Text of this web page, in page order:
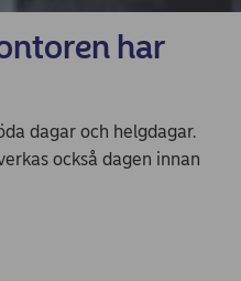
har
dagar och helgdagar.
också dagen innan